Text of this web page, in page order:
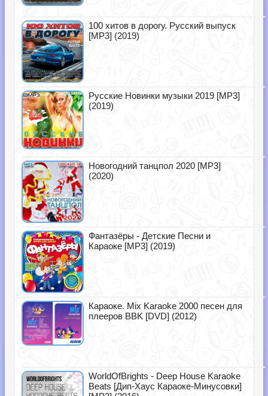
100 хитов в дорогу. Русский выпуск
[MP3] (2019)
Русские Новинки музыки 2019 [MP3]
(2019)
Новогодний танцпол 2020 [MP3]
(2020)
Фантазёры - Детские Песни и
Караоке [MP3] (2019)
Караоке. Mix Karaoke 2000 песен для
плееров BBK [DVD] (2012)
WorldOfBrights - Deep House Karaoke
Beats [Дип-Хаус Караоке-Минусовки]